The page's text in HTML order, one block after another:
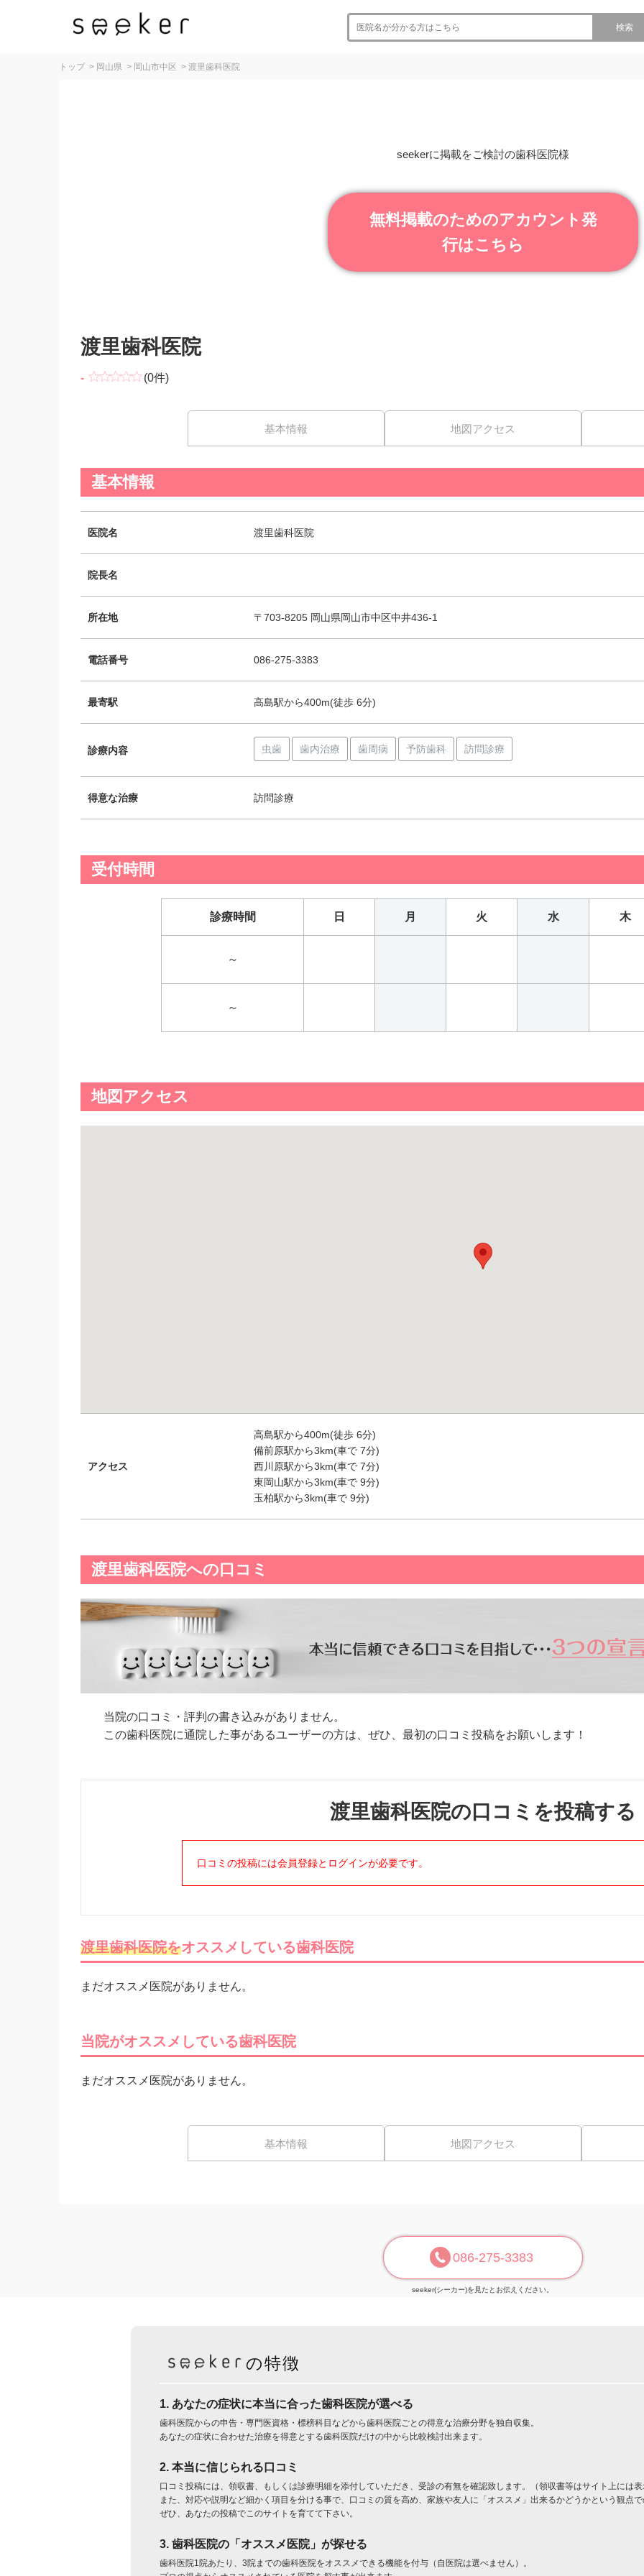
検索
トップ > 岡山県 > 岡山市中区 > 渡里歯科医院
seekerに掲載をご検討の歯科医院様
無料掲載のためのアカウント発
行はこちら
渡里歯科医院
- (0件)
基本情報 地図アクセス
基本情報
医院名 渡里歯科医院
院長名
所在地 〒703-8205 岡山県岡山市中区中井436-1
電話番号 086-275-3383
最寄駅 高島駅から400m(徒歩 6分)
診療内容 虫歯 歯内治療 歯周病 予防歯科 訪問診療
得意な治療 訪問診療
受付時間
診療時間 日 月 火 水 木
～
～
地図アクセス
アクセス
高島駅から400m(徒歩 6分)
備前原駅から3km(車で 7分)
西川原駅から3km(車で 7分)
東岡山駅から3km(車で 9分)
玉柏駅から3km(車で 9分)
渡里歯科医院への口コミ
当院の口コミ・評判の書き込みがありません。
この歯科医院に通院した事があるユーザーの方は、ぜひ、最初の口コミ投稿をお願いします！
渡里歯科医院の口コミを投稿する
口コミの投稿には会員登録とログインが必要です。
渡里歯科医院をオススメしている歯科医院
まだオススメ医院がありません。
当院がオススメしている歯科医院
まだオススメ医院がありません。
基本情報 地図アクセス
086-275-3383
seeker(シーカー)を見たとお伝えください。
の特徴
1. あなたの症状に本当に合った歯科医院が選べる
歯科医院からの申告・専門医資格・標榜科目などから歯科医院ごとの得意な治療分野を独自収集。
あなたの症状に合わせた治療を得意とする歯科医院だけの中から比較検討出来ます。
2. 本当に信じられる口コミ
口コミ投稿には、領収書、もしくは診療明細を添付していただき、受診の有無を確認致します。（領収書等はサイト上には
また、対応や説明など細かく項目を分ける事で、口コミの質を高め、家族や友人に「オススメ」出来るかどうかという観点
ぜひ、あなたの投稿でこのサイトを育てて下さい。
3. 歯科医院の「オススメ医院」が探せる
歯科医院1院あたり、3院までの歯科医院をオススメできる機能を付与（自医院は選べません）。